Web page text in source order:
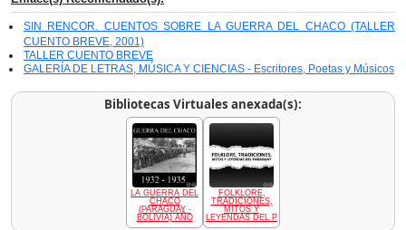
SIN RENCOR. CUENTOS SOBRE LA GUERRA DEL CHACO (TALLER
CUENTO BREVE, 2001)
TALLER CUENTO BREVE
GALERÍA DE LETRAS, MÚSICA Y CIENCIAS - Escritores, Poetas y Músicos
Bibliotecas Virtuales anexada(s):
LA GUERRA DEL
CHACO
(PARAGUAY -
BOLIVIA) AÑO
FOLKLORE,
TRADICIONES,
MITOS Y
LEYENDAS DEL P